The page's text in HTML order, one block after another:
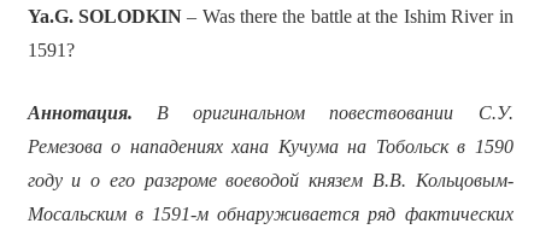
Ya.G. SOLODKIN– Was there the battle at the Ishim River in
1591?
Аннотация. В оригинальном повествовании С.У.
Ремезова о нападениях хана Кучума на Тобольск в 1590
году и о его разгроме воеводой князем В.В. Кольцовым-
Мосальским в 1591-м обнаруживается ряд фактических